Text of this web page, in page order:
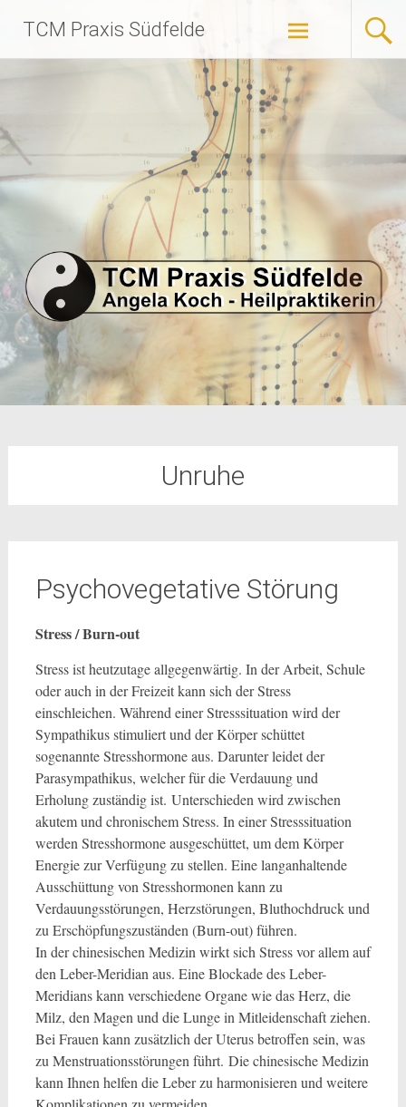
TCM Praxis Südfelde
Unruhe
Psychovegetative Störung
Stress / Burn-out
Stress ist heutzutage allgegenwärtig. In der Arbeit, Schule
oder auch in der Freizeit kann sich der Stress
einschleichen. Während einer Stresssituation wird der
Sympathikus stimuliert und der Körper schüttet
sogenannte Stresshormone aus. Darunter leidet der
Parasympathikus, welcher für die Verdauung und
Erholung zuständig ist. Unterschieden wird zwischen
akutem und chronischem Stress. In einer Stresssituation
werden Stresshormone ausgeschüttet, um dem Körper
Energie zur Verfügung zu stellen. Eine langanhaltende
Ausschüttung von Stresshormonen kann zu
Verdauungsstörungen, Herzstörungen, Bluthochdruck und
zu Erschöpfungszuständen (Burn-out) führen.
In der chinesischen Medizin wirkt sich Stress vor allem auf
den Leber-Meridian aus. Eine Blockade des Leber-
Meridians kann verschiedene Organe wie das Herz, die
Milz, den Magen und die Lunge in Mitleidenschaft ziehen.
Bei Frauen kann zusätzlich der Uterus betroffen sein, was
zu Menstruationsstörungen führt. Die chinesische Medizin
kann Ihnen helfen die Leber zu harmonisieren und weitere